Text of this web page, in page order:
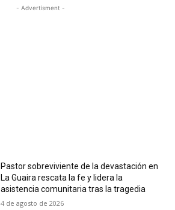
- Advertisment -
Pastor sobreviviente de la devastación en
La Guaira rescata la fe y lidera la
asistencia comunitaria tras la tragedia
4 de agosto de 2026